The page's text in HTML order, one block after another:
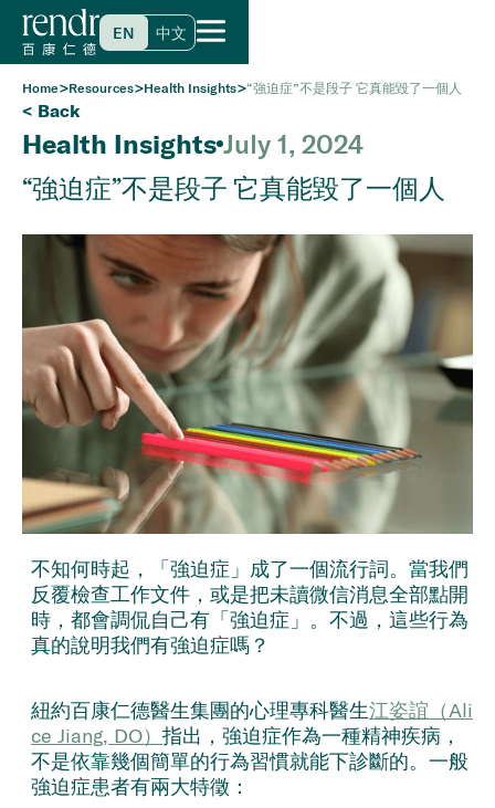
EN 中文
Home>Resources>Health Insights>“強迫症”不是段子 它真能毀了一個人
< Back
Health Insights July 1, 2024
“強迫症”不是段子 它真能毀了一個人
不知何時起，「強迫症」成了一個流行詞。當我們
反覆檢查工作文件，或是把未讀微信消息全部點開
時，都會調侃自己有「強迫症」。不過，這些行為
真的說明我們有強迫症嗎？
紐約百康仁德醫生集團的心理專科醫生江姿誼（Ali
ce Jiang, DO） 指出，強迫症作為一種精神疾病，
不是依靠幾個簡單的行為習慣就能下診斷的。一般
強迫症患者有兩大特徵：